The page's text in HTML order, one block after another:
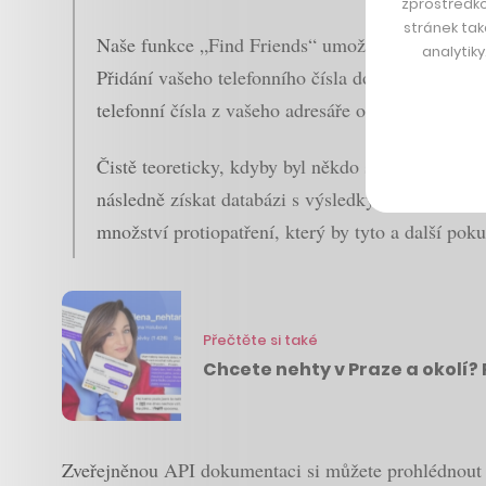
Naše funkce „Find Friends“ umožnuje
Přidání vašeho telefonního čísla do vašeho
telefonní čísla z vašeho adresáře ostatním
Čistě teoreticky, kdyby byl někdo schopný
následně získat databázi s výsledky a telefonní
množství protiopatření, který by tyto a další
Přečtěte si také
Chcete nehty v Praze a
Zveřejněnou API dokumentaci si můžete prohlédnout
stránek